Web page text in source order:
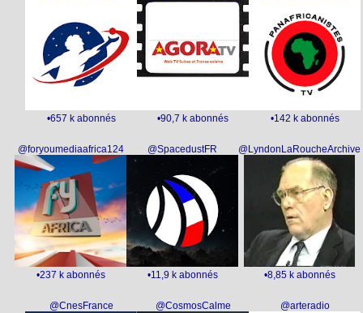
•142 k abonnés
•90,7 k abonnés
•657 k abonnés
@LyndonLaRoucheArchive
•8,85 k abonnés
@SpacedustFR
•11,9 k abonnés
@foryoumediaafrica124
•237 k abonnés
@arteradio
@CosmosCalme
@CnesFrance